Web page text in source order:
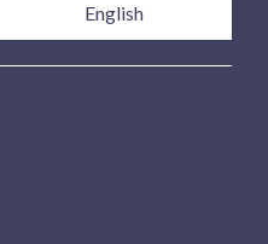
English